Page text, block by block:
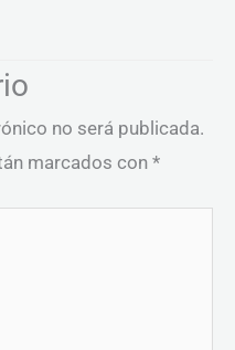
no será publicada.
marcados con *